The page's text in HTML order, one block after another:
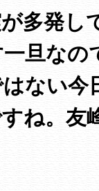
多発し
一旦な
ない今
ね。友